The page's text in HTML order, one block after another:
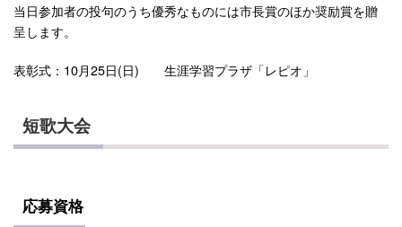
当日参加者の投句のうち優秀なものには市長賞のほか奨励賞を贈
呈します。
表彰式：10月25日(日) 生涯学習プラザ「レピオ」
短歌大会
応募資格